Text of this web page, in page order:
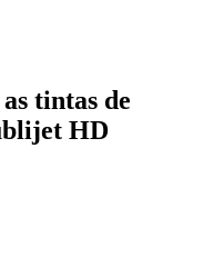
tintas de
HD